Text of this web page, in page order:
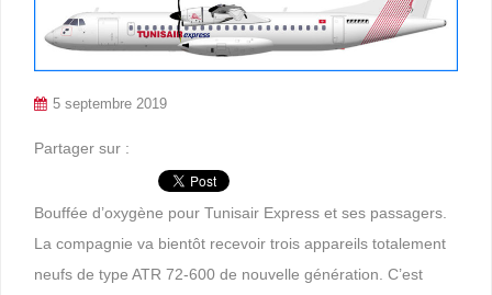
5 septembre 2019
Partager sur :
Bouffée d’oxygène pour Tunisair Express et ses passagers.
La compagnie va bientôt recevoir trois appareils totalement
neufs de type ATR 72-600 de nouvelle génération. C’est